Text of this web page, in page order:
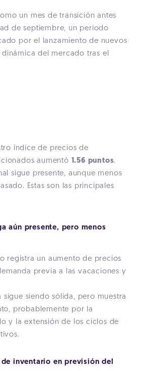
un mes de transición antes
de septiembre, un periodo
por el lanzamiento de nuevos
del mercado tras el
índice de precios de
aumentó 1.56 puntos.
sigue presente, aunque menos
Estas son las principales
aún presente, pero menos
registra un aumento de precios
previa a las vacaciones y
sigue siendo sólida, pero muestra
probablemente por la
y la extensión de los ciclos de
inventario en previsión del